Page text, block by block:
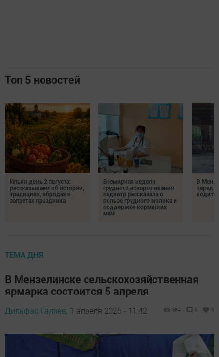
Топ 5 новостей
Ильин день 2 августа:
рассказываем об истории,
традициях, обрядах и
запретах праздника
Всемирная неделя
грудного вскармливания:
педиатр рассказала о
пользе грудного молока и
поддержке кормящих
мам
В
перед
ТЕМА ДНЯ
В Мензелинске сельскохозяйственная
ярмарка состоится 5 апреля
Дильфас Галиев, 1 апреля 2025 - 11:42 684 0 0